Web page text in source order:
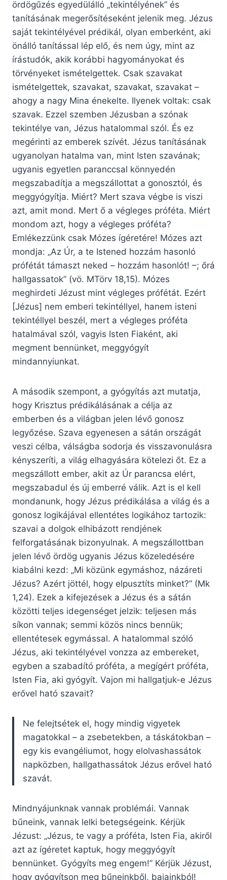
ördögűzés egyedülálló „tekintélyének” és
tanításának megerősítéseként jelenik meg. Jézus
saját tekintélyével prédikál, olyan emberként, aki
önálló tanítással lép elő, és nem úgy, mint az
írástudók, akik korábbi hagyományokat és
törvényeket ismételgettek. Csak szavakat
ismételgettek, szavakat, szavakat, szavakat –
ahogy a nagy Mina énekelte. Ilyenek voltak: csak
szavak. Ezzel szemben Jézusban a szónak
tekintélye van, Jézus hatalommal szól. És ez
megérinti az emberek szívét. Jézus tanításának
ugyanolyan hatalma van, mint Isten szavának;
ugyanis egyetlen paranccsal könnyedén
megszabadítja a megszállottat a gonosztól, és
meggyógyítja. Miért? Mert szava végbe is viszi
azt, amit mond. Mert ő a végleges próféta. Miért
mondom azt, hogy a végleges próféta?
Emlékezzünk csak Mózes ígéretére! Mózes azt
mondja: „Az Úr, a te Istened hozzám hasonló
prófétát támaszt neked – hozzám hasonlót! –; őrá
hallgassatok” (vö. MTörv 18,15). Mózes
meghirdeti Jézust mint végleges prófétát. Ezért
[Jézus] nem emberi tekintéllyel, hanem isteni
tekintéllyel beszél, mert a végleges próféta
hatalmával szól, vagyis Isten Fiaként, aki
megment bennünket, meggyógyít
mindannyiunkat.
A második szempont, a gyógyítás azt mutatja,
hogy Krisztus prédikálásának a célja az
emberben és a világban jelen lévő gonosz
legyőzése. Szava egyenesen a sátán országát
veszi célba, válságba sodorja és visszavonulásra
kényszeríti, a világ elhagyására kötelezi őt. Ez a
megszállott ember, akit az Úr parancsa elért,
megszabadul és új emberré válik. Azt is el kell
mondanunk, hogy Jézus prédikálása a világ és a
gonosz logikájával ellentétes logikához tartozik:
szavai a dolgok elhibázott rendjének
felforgatásának bizonyulnak. A megszállottban
jelen lévő ördög ugyanis Jézus közeledésére
kiabálni kezd: „Mi közünk egymáshoz, názáreti
Jézus? Azért jöttél, hogy elpusztíts minket?” (Mk
1,24). Ezek a kifejezések a Jézus és a sátán
közötti teljes idegenséget jelzik: teljesen más
síkon vannak; semmi közös nincs bennük;
ellentétesek egymással. A hatalommal szóló
Jézus, aki tekintélyével vonzza az embereket,
egyben a szabadító próféta, a megígért próféta,
Isten Fia, aki gyógyít. Vajon mi hallgatjuk-e Jézus
erővel ható szavait?
Ne felejtsétek el, hogy mindig vigyetek
magatokkal – a zsebetekben, a táskátokban –
egy kis evangéliumot, hogy elolvashassátok
napközben, hallgathassátok Jézus erővel ható
szavát.
Mindnyájunknak vannak problémái. Vannak
bűneink, vannak lelki betegségeink. Kérjük
Jézust: „Jézus, te vagy a próféta, Isten Fia, akiről
azt az ígéretet kaptuk, hogy meggyógyít
bennünket. Gyógyíts meg engem!” Kérjük Jézust,
hogy gyógyítson meg bűneinkből, bajainkból!